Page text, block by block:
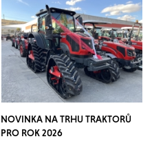
NOVINKA NA TRHU TRAKTORŮ
PRO ROK 2026